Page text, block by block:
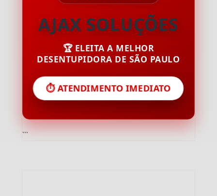
AJAX SOLUÇÕES
🏆 ELEITA A MELHOR
DESENTUPIDORA DE SÃO PAULO
⏱️ ATENDIMENTO IMEDIATO
```